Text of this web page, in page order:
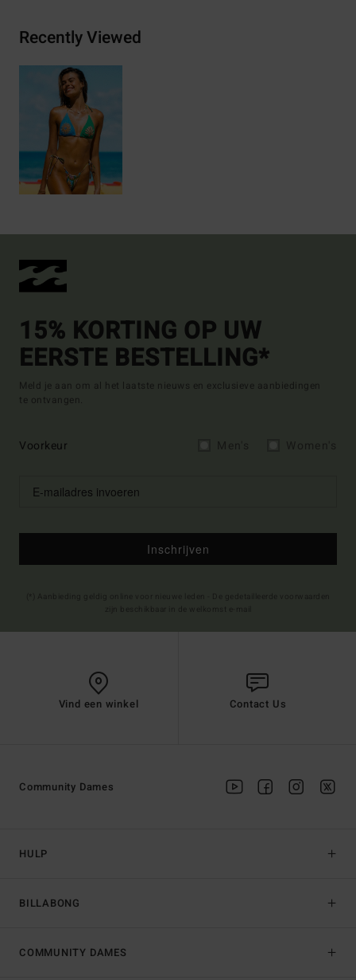
Recently Viewed
15% KORTING OP UW
EERSTE BESTELLING*
Meld je aan om al het laatste nieuws en exclusieve aanbiedingen
te ontvangen.
Voorkeur
Inschrijven
Vind een winkel Contact Us
HULP
BILLABONG
Community Dames
COMMUNITY DAMES